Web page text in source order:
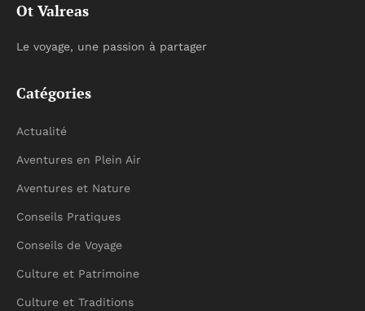
Ot Valreas
Le voyage, une passion à partager
Catégories
Actualité
Aventures en Plein Air
Aventures et Nature
Conseils Pratiques
Conseils de Voyage
Culture et Patrimoine
Culture et Traditions